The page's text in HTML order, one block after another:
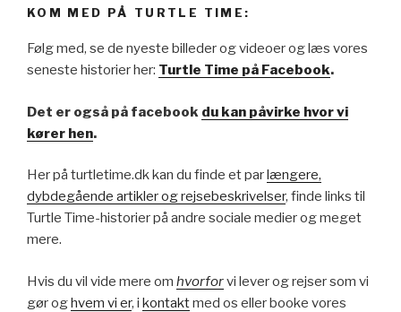
KOM MED PÅ TURTLE TIME:
Følg med, se de nyeste billeder og videoer og læs vores
seneste historier her: Turtle Time på Facebook.
Det er også på facebook du kan påvirke hvor vi
kører hen.
Her på turtletime.dk kan du finde et parlængere,
dybdegående artikler og rejsebeskrivelser, finde links til
Turtle Time-historier på andre sociale medier og meget
mere.
Hvis du vil vide mere om hvorforvi lever og rejser som vi
gør oghvem vi er, i kontaktmed os eller booke vores